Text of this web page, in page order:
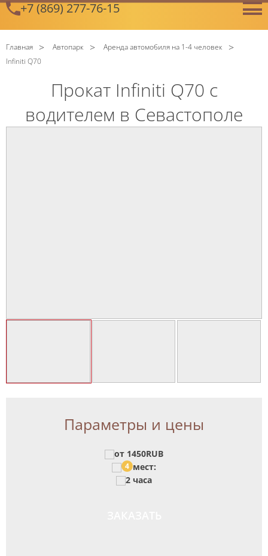
+7 (869) 277-76-15
Главная Автопарк
Аренда автомобиля на 1-4 человек
Infiniti Q70
Прокат Infiniti Q70 с
водителем в Севастополе
Параметры и цены
от 1450RUB
4 мест:
2 часа
GetError
CПолитикой конфиденциальностиознакомлен(а), даю